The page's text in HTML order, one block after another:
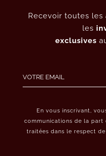
Recevoir toutes les
les
exclusives
En vous inscrivant,
communications de la part
traitées dans le respect